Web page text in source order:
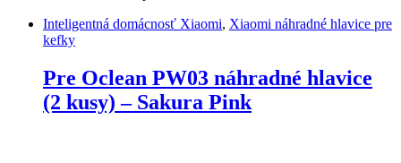
Inteligentná domácnosť Xiaomi, Xiaomi náhradné hlavice pre
kefky
Pre Oclean PW03 náhradné hlavice
(2 kusy) – Sakura Pink